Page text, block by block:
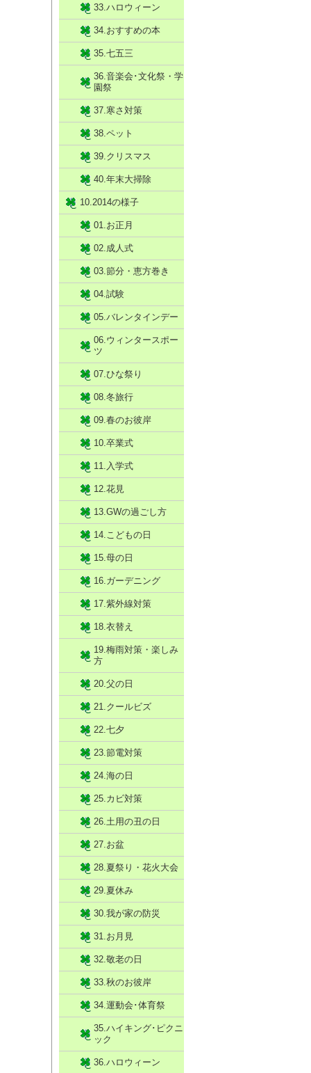
33.ハロウィーン
34.おすすめの本
35.七五三
36.音楽会･文化祭・学
園祭
37.寒さ対策
38.ペット
39.クリスマス
40.年末大掃除
10.2014の様子
01.お正月
02.成人式
03.節分・恵方巻き
04.試験
05.バレンタインデー
06.ウィンタースポー
ツ
07.ひな祭り
08.冬旅行
09.春のお彼岸
10.卒業式
11.入学式
12.花見
13.GWの過ごし方
14.こどもの日
15.母の日
16.ガーデニング
17.紫外線対策
18.衣替え
19.梅雨対策・楽しみ
方
20.父の日
21.クールビズ
22.七夕
23.節電対策
24.海の日
25.カビ対策
26.土用の丑の日
27.お盆
28.夏祭り・花火大会
29.夏休み
30.我が家の防災
31.お月見
32.敬老の日
33.秋のお彼岸
34.運動会･体育祭
35.ハイキング･ピクニ
ック
36.ハロウィーン